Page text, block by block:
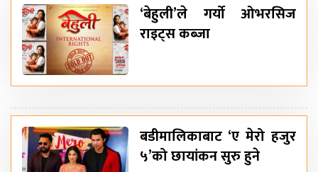
‘बेहुली’ले गर्यो ओभरसिज
राइट्स कब्जा
बडीमालिकाबाट ‘ए मेरो हजुर
५’को छायांकन सुरु हुने